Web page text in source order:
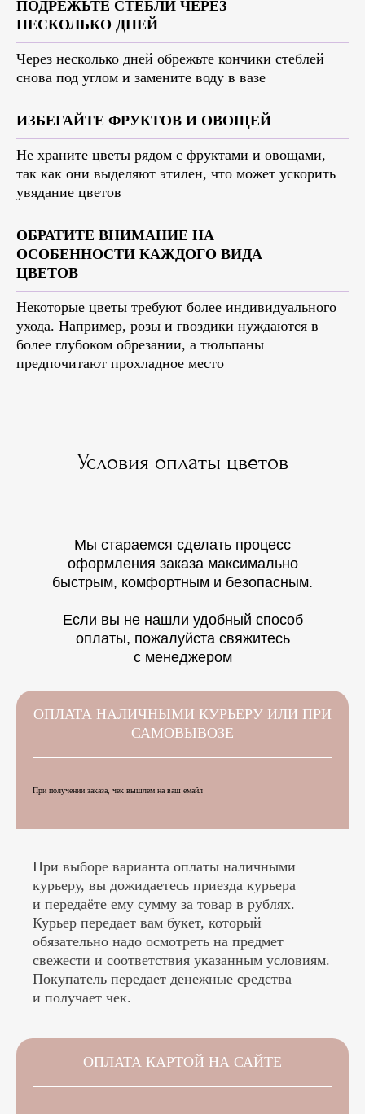
ПОДРЕЖЬТЕ СТЕБЛИ ЧЕРЕЗ
НЕСКОЛЬКО ДНЕЙ
Через несколько дней обрежьте кончики стеблей
снова под углом и замените воду в вазе
ИЗБЕГАЙТЕ ФРУКТОВ И ОВОЩЕЙ
Не храните цветы рядом с фруктами и овощами,
так как они выделяют этилен, что может ускорить
увядание цветов
ОБРАТИТЕ ВНИМАНИЕ НА
ОСОБЕННОСТИ КАЖДОГО ВИДА
ЦВЕТОВ
Некоторые цветы требуют более индивидуального
ухода. Например, розы и гвоздики нуждаются в
более глубоком обрезании, а тюльпаны
предпочитают прохладное место
Условия оплаты цветов
Мы стараемся сделать процесс
оформления заказа максимально
быстрым, комфортным и безопасным.
Если вы не нашли удобный способ
оплаты, пожалуйста свяжитесь
с менеджером
ОПЛАТА НАЛИЧНЫМИ КУРЬЕРУ ИЛИ ПРИ
САМОВЫВОЗЕ
При получении заказа, чек вышлем на ваш емайл
При выборе варианта оплаты наличными
курьеру, вы дожидаетесь приезда курьера
и передаёте ему сумму за товар в рублях.
Курьер передает вам букет, который
обязательно надо осмотреть на предмет
свежести и соответствия указанным условиям.
Покупатель передает денежные средства
и получает чек.
ОПЛАТА КАРТОЙ НА САЙТЕ